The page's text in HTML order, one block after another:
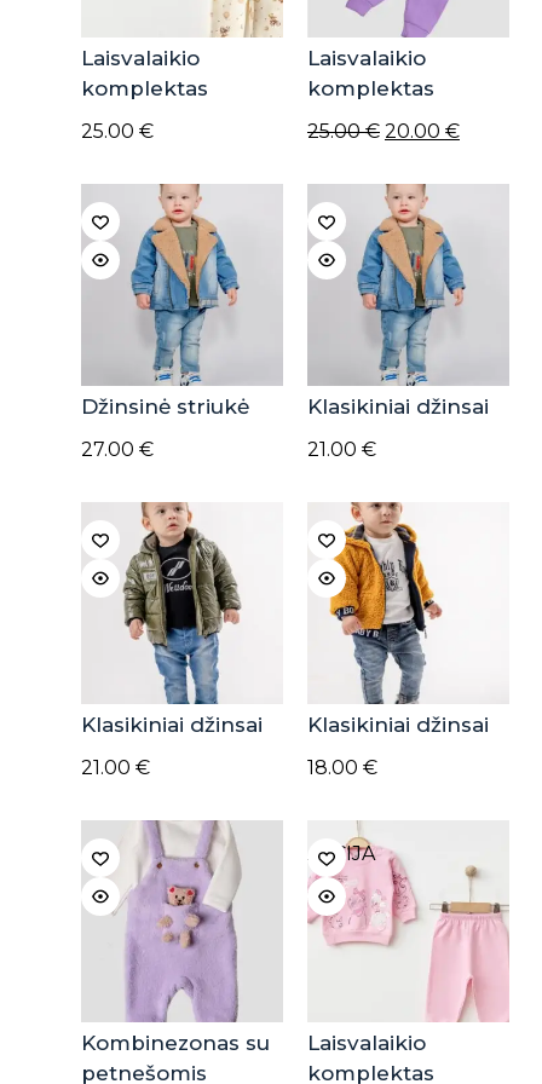
Laisvalaikio
komplektas
25.00 €
Laisvalaikio
komplektas
25.00€ Original
was:
25.00 €.
20.00 €Current
Džinsinė striukė
27.00 €
Klasikiniai džinsai
21.00 €
Klasikiniai džinsai
21.00 €
Klasikiniai džinsai
18.00 €
Kombinezonas su
petnešomis
AKCIJA
Laisvalaikio
komplektas